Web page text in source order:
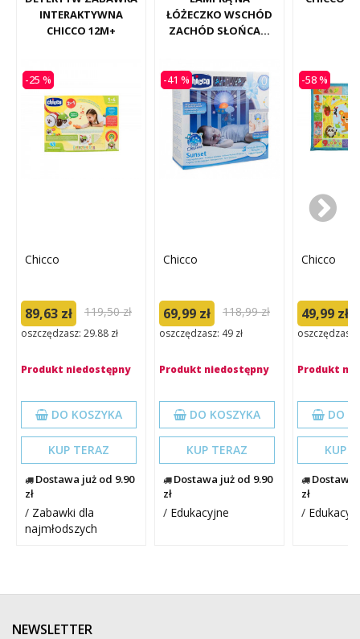
INTERAKTYWNA
CHICCO 12M+
-25 %
Chicco
89,63 zł 119,50 zł
oszczędzasz: 29.88 zł
Produkt niedostępny
DO KOSZYKA
KUP TERAZ
Dostawa już od 9.90
zł
/ Zabawki dla
najmłodszych
ŁÓŻECZKO WSCHÓD
ZACHÓD SŁOŃCA...
-41 %
Chicco
69,99 zł 118,99 zł
oszczędzasz: 49 zł
Produkt niedostępny
DO KOSZYKA
KUP TERAZ
Dostawa już od 9.90
zł
/ Edukacyjne
-58 %
Chicco
49,99 zł
oszczędzasz:
Produkt
DO
KUP
Dostawa
zł
/
NEWSLETTER